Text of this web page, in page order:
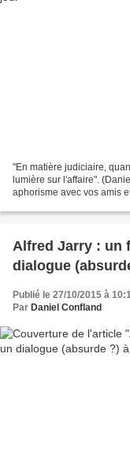
"En matière judiciaire,
lumière sur l'affaire".
aphorisme avec vos amis
Alfred Jarry : un
dialogue
Publié le 27/10/2015 à
Par Daniel Confland